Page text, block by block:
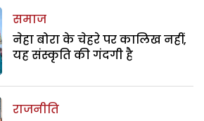
समाज
नेहा बोरा के चेहरे पर कालिख नहीं,
यह संस्कृति की गंदगी है
राजनीति